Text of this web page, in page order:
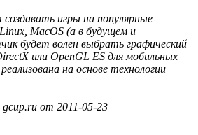
создавать игры на популярные
MacOS (а в будущем и
будет волен выбрать графический
или OpenGL ES для мобильных
на основе технологии
от 2011-05-23